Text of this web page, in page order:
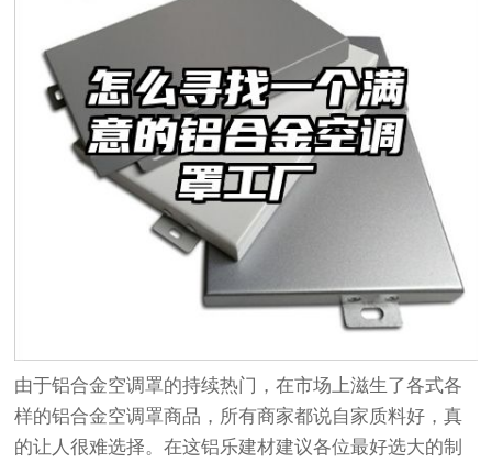
由于铝合金空调罩的持续热门，在市场上滋生了各式各
样的铝合金空调罩商品，所有商家都说自家质料好，真
的让人很难选择。在这铝乐建材建议各位最好选大的制